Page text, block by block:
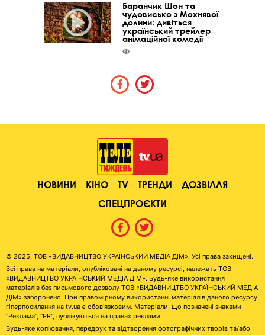
Баранчик Шон та
чудовисько з Мохнявої
долини: дивіться
український трейлер
анімаційної комедії
НОВИНИ КІНО TV ТРЕНДИ
ДОЗВІЛЛЯ
СПЕЦПРОЄКТИ
© 2025, ТОВ «ВИДАВНИЦТВО УКРАЇНСЬКИЙ МЕДІА ДІМ». Усі права захищені.
Всі права на матеріали, опубліковані на даному ресурсі, належать ТОВ
«ВИДАВНИЦТВО УКРАЇНСЬКИЙ МЕДІА ДІМ». Будь-яке використання
матеріалів без письмового дозволу ТОВ «ВИДАВНИЦТВО УКРАЇНСЬКИЙ МЕДІА
ДІМ» заборонено. При правомірному використанні матеріалів даного ресурсу
гіперпосилання на tv.ua є обов'язковим. Матеріали, що позначені знаками
"Реклама", "PR", публікуються на правах реклами.
Будь-яке копіювання, передрук та відтворення фотографічних творів та/або